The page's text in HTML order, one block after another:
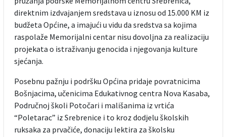
direktnim izdvajanjem sredstava u iznosu od 15.000 KM iz
budžeta Općine, a imajući u vidu da sredstva sa kojima
raspolaže Memorijalni centar nisu dovoljna za realizaciju
projekata o istraživanju genocida i njegovanja kulture
sjećanja.
Posebnu pažnju i podršku Općina pridaje povratnicima
Bošnjacima, učenicima Edukativnog centra Nova Kasaba,
Područnoj školi Potočari i mališanima iz vrtića
“Poletarac” iz Srebrenice i to kroz dodjelu školskih
ruksaka za prvačiće, donaciju lektira za školsku